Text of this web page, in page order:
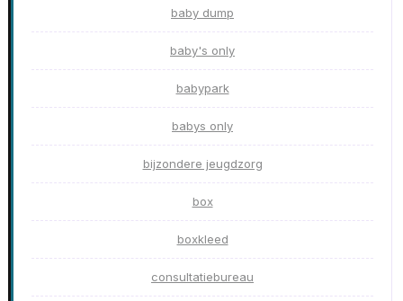
baby dump
baby's only
babypark
babys only
bijzondere jeugdzorg
box
boxkleed
consultatiebureau